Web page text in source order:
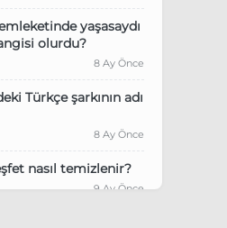
yaşasaydı
olurdu?
8 Ay Önce
Türkçe şarkının adı
8 Ay Önce
nasıl temizlenir?
9 Ay Önce